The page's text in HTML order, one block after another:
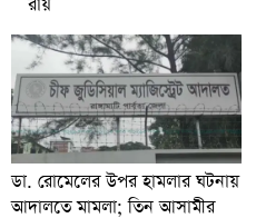
রায়
ডা. রোমেলের উপর হামলার ঘটনায়
আদালতে মামলা; তিন আসামীর